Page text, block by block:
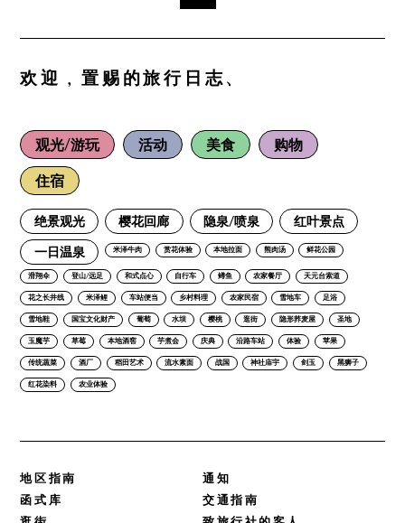
欢迎，置赐的旅行日志、
观光/游玩 活动 美食 购物
住宿
绝景观光 樱花回廊 隐泉/喷泉 红叶景点
一日温泉 米泽牛肉 赏花体验 本地拉面 熊肉汤 鲜花公园
滑翔伞 登山/远足 和式点心 自行车 鳟鱼 农家餐厅 天元台索道
花之长井线 米泽鲤 车站便当 乡村料理 农家民宿 雪地车 足浴
雪地鞋 国宝文化财产 葡萄 水坝 樱桃 逛街 隐形荞麦屋 圣地
玉魔芋 草莓 本地酒窖 芋煮会 庆典 沿路车站 体验 苹果
传统蔬菜 酒厂 稻田艺术 流水素面 战国 神社庙宇 剑玉 黑狮子
红花染料 农业体验
地区指南
函式库
通知
交通指南